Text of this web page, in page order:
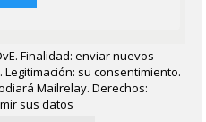
Finalidad: enviar nuevos
su consentimiento.
Mailrelay. Derechos:
sus datos